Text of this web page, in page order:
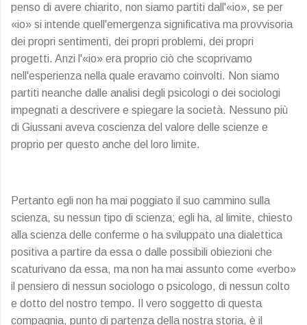
penso di avere chiarito, non siamo partiti dall'«io», se per
«io» si intende quell'emergenza significativa ma provvisoria
dei propri sentimenti, dei propri problemi, dei propri
progetti. Anzi l'«io» era proprio ciò che scoprivamo
nell'esperienza nella quale eravamo coinvolti. Non siamo
partiti neanche dalle analisi degli psicologi o dei sociologi
impegnati a descrivere e spiegare la società. Nessuno più
di Giussani aveva coscienza del valore delle scienze e
proprio per questo anche del loro limite.
Pertanto egli non ha mai poggiato il suo cammino sulla
scienza, su nessun tipo di scienza; egli ha, al limite, chiesto
alla scienza delle conferme o ha sviluppato una dialettica
positiva a partire da essa o dalle possibili obiezioni che
scaturivano da essa, ma non ha mai assunto come «verbo»
il pensiero di nessun sociologo o psicologo, di nessun colto
e dotto del nostro tempo. Il vero soggetto di questa
compagnia, punto di partenza della nostra storia, è il